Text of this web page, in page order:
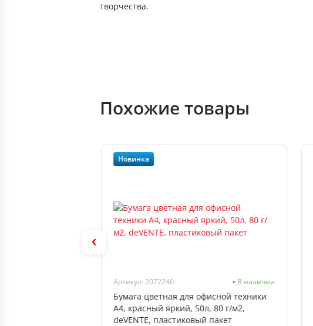
творчества.
Похожие товары
Новинка
Артикул: 2072246 В наличии
Бумага цветная для офисной техники
А4, красный яркий, 50л, 80 г/м2,
deVENTE, пластиковый пакет